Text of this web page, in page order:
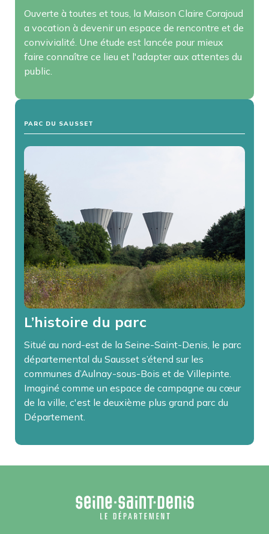
Ouverte à toutes et tous, la Maison Claire Corajoud
a vocation à devenir un espace de rencontre et de
convivialité. Une étude est lancée pour mieux
faire connaître ce lieu et l'adapter aux attentes du
public.
PARC DU SAUSSET
L’histoire du parc
Situé au nord-est de la Seine-Saint-Denis, le parc
départemental du Sausset s’étend sur les
communes d’Aulnay-sous-Bois et de Villepinte.
Imaginé comme un espace de campagne au cœur
de la ville, c'est le deuxième plus grand parc du
Département.